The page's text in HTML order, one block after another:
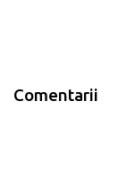
Comentarii